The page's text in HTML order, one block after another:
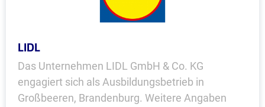
LIDL
Das Unternehmen LIDL GmbH & Co. KG
engagiert sich als Ausbildungsbetrieb in
Großbeeren, Brandenburg. Weitere Angaben